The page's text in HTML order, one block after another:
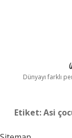
Dünyayı farklı
Etiket:Asi